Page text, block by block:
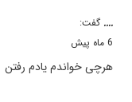
.... گفت:
6 ماه پیش
هرچی خواندم یادم رفتن